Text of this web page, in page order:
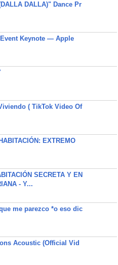
DALLA)" Dance Pr
Keynote — Apple
( TikTok Video Of
EXTREMO
SECRETA Y EN
- Y...
me parezco *o eso dic
Acoustic (Official Vid